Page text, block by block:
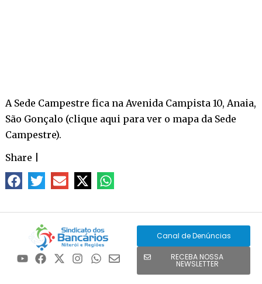
A Sede Campestre fica na Avenida Campista 10, Anaia,
São Gonçalo (clique aqui para ver o mapa da Sede
Campestre).
Share
Canal de Denúncias
RECEBA NOSSA
NEWSLETTER